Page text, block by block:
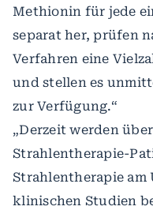
Methionin für jede
separat her, prüfen
Verfahren eine
und stellen es
zur Verfügung.“
„Derzeit werden
Strahlentherapie-
Strahlentherapie
klinischen Studien